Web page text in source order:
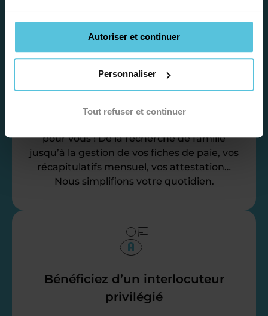
Autoriser et continuer
Personnaliser
Tout refuser et continuer
Déléguez vos tâches
pour vous ! De la recherche de famille
jusqu’à la gestion de vos fiches de paie, vos
récapitulatifs mensuel, vos attestation…
Nous simplifions votre quotidien.
Bénéficiez d’un interlocuteur
privilégié